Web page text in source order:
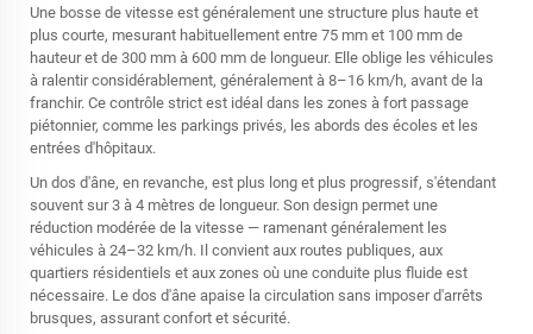
Une bosse de vitesse est généralement une structure plus haute et
plus courte, mesurant habituellement entre 75 mm et 100 mm de
hauteur et de 300 mm à 600 mm de longueur. Elle oblige les véhicules
à ralentir considérablement, généralement à 8–16 km/h, avant de la
franchir. Ce contrôle strict est idéal dans les zones à fort passage
piétonnier, comme les parkings privés, les abords des écoles et les
entrées d'hôpitaux.
Un dos d'âne, en revanche, est plus long et plus progressif, s'étendant
souvent sur 3 à 4 mètres de longueur. Son design permet une
réduction modérée de la vitesse — ramenant généralement les
véhicules à 24–32 km/h. Il convient aux routes publiques, aux
quartiers résidentiels et aux zones où une conduite plus fluide est
nécessaire. Le dos d'âne apaise la circulation sans imposer d'arrêts
brusques, assurant confort et sécurité.